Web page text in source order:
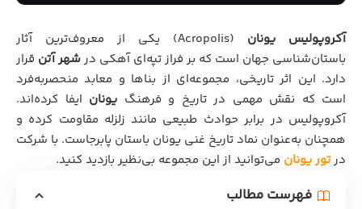
آکروپولیس یونان
(Acropolis) یکی از معروف‌ترین آثار
باستان‌شناسی جهان است که بر فراز تپه‌ای آهکی در شهر آتن قرار
دارد. این اثر تاریخی، مجموعه‌ای از بناها و معابد منحصربه‌فرد
است که نقش مهمی در تاریخ و فرهنگ یونان ایفا کرده‌اند.
آکروپولیس در برابر حوادث طبیعی مانند زلزله مقاومت کرده و
همچنان به‌عنوان نماد تاریخ غنی یونان باستان پابرجاست. با شرکت
درتور یونان می‌توانید از این مجموعه بی‌نظیر بازدید کنید.
فهرست مطالب